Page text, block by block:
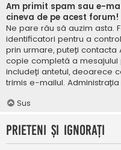
Am primit spam sau e-
cineva de pe acest forum!
Ne pare rău să auzim asta.
identificatori pentru a
prin urmare, puteți contacta
copie completă a mesajului
includeți antetul, deoarece
trimis e-mailul.
Sus
Prieteni și ignorați